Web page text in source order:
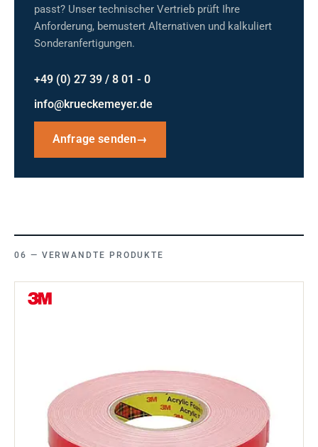
passt? Unser technischer Vertrieb prüft Ihre
Anforderung, bemustert Alternativen und kalkuliert
Sonderanfertigungen.
+49 (0) 27 39 / 8 01 - 0
info@krueckemeyer.de
Anfrage senden→
VERWANDTE PRODUKTE